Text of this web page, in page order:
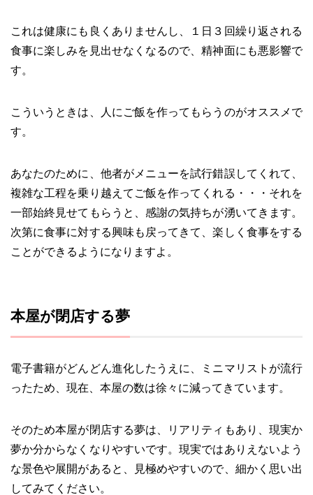
これは健康にも良くありませんし、１日３回繰り返される
食事に楽しみを見出せなくなるので、精神面にも悪影響で
す。
こういうときは、人にご飯を作ってもらうのがオススメで
す。
あなたのために、他者がメニューを試行錯誤してくれて、
複雑な工程を乗り越えてご飯を作ってくれる・・・それを
一部始終見せてもらうと、感謝の気持ちが湧いてきます。
次第に食事に対する興味も戻ってきて、楽しく食事をする
ことができるようになりますよ。
本屋が閉店する夢
電子書籍がどんどん進化したうえに、ミニマリストが流行
ったため、現在、本屋の数は徐々に減ってきています。
そのため本屋が閉店する夢は、リアリティもあり、現実か
夢か分からなくなりやすいです。現実ではありえないよう
な景色や展開があると、見極めやすいので、細かく思い出
してみてください。